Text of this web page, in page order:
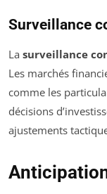
Surveillance
La surveillance
Les marchés
comme les
décisions
ajustements